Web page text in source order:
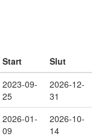
Start
Slut
2023-09-
25
2026-12-
31
2026-01-
09
2026-10-
14